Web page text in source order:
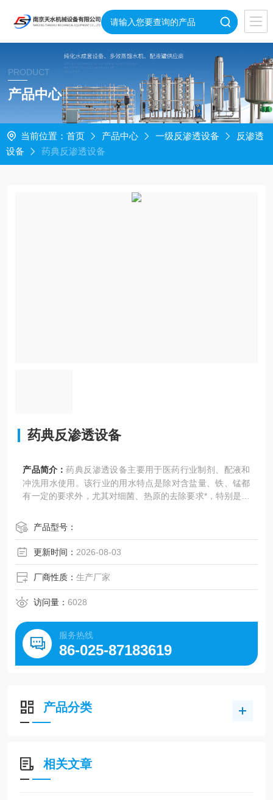
PRODUCT
产品中心
当前位置： 首页 产品中心 一级反渗透设备
反渗透
设备
药典反渗透设备
药典反渗透设备
产品简介：药典反渗透设备主要用于医药行业制剂、配液和
冲洗用水使用。该行业的用水特点是除对含盐量、铁、锰都
有一定的要求外，尤其对细菌、热原的去除要求*，特别是医
产品型号：
更新时间： 2026-08-03
厂商性质：生产厂家
访问量：6028
服务热线
86-025-87183619
产品分类
相关文章